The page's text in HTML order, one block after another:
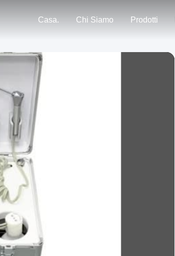
Casa. Chi Siamo Prodotti